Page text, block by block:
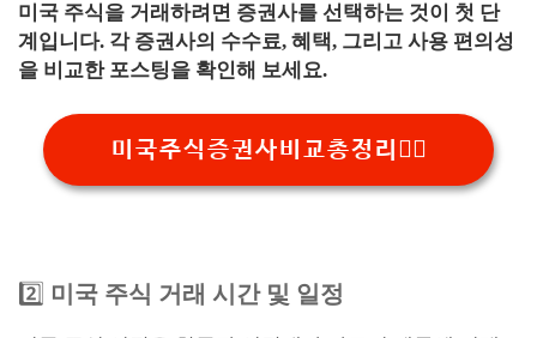
미국 주식을 거래하려면 증권사를 선택하는 것이 첫 단
계입니다. 각 증권사의 수수료, 혜택, 그리고 사용 편의성
을 비교한 포스팅을 확인해 보세요.
미국주식증권사비교총정리👉🏻
2️⃣ 미국 주식 거래 시간 및 일정